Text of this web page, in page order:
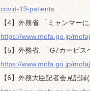
covid-19-patients
【4】外務省.「ミャンマー
https://www.mofa.go.jp/
【5】外務省. 「G7カービス
https://www.mofa.go.jp/
【6】外務大臣記者会見記